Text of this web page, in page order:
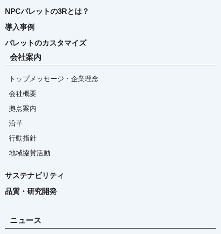
NPCパレットの3Rとは？
導入事例
パレットのカスタマイズ
会社案内
トップメッセージ・企業理念
会社概要
拠点案内
沿革
行動指針
地域協賛活動
サステナビリティ
品質・研究開発
ニュース